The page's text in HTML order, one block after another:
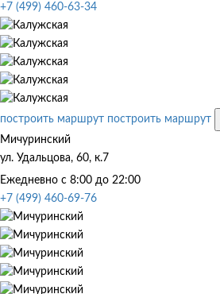
+7 (499) 460-63-34
построить маршрут построить маршрут
Мичуринский
ул. Удальцова, 60, к.7
Ежедневно с 8:00 до 22:00
+7 (499) 460-69-76